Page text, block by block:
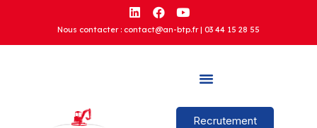
Nous contacter : contact@an-btp.fr | 03 44 15 28 55
Recrutement